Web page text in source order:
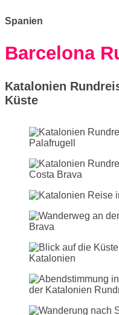
Spanien
Barcelona
Katalonien
Küste